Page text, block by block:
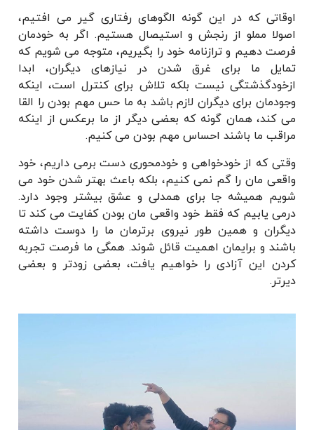
اوقاتی که در این گونه الگوهای رفتاری گیر می افتیم،
اصولا مملو از رنجش و استیصال هستیم. اگر به خودمان
فرصت دهیم و ترازنامه خود را بگیریم، متوجه می شویم که
تمایل ما برای غرق شدن در نیازهای دیگران، ابدا
ازخودگذشتگی نیست بلکه تلاش برای کنترل است، اینکه
وجودمان برای دیگران لازم باشد به ما حس مهم بودن را القا
می کند، همان گونه که بعضی دیگر از ما برعکس از اینکه
مراقب ما باشند احساس مهم بودن می کنیم.
وقتی که از خودخواهی و خودمحوری دست برمی داریم، خود
واقعی مان را گم نمی کنیم، بلکه باعث بهتر شدن خود می
شویم همیشه جا برای همدلی و عشق بیشتر وجود دارد.
درمی یابیم که فقط خود واقعی مان بودن کفایت می کند تا
دیگران و همین طور نیروی برترمان ما را دوست داشته
باشند و برایمان اهمیت قائل شوند. همگی ما فرصت تجربه
کردن این آزادی را خواهیم یافت، بعضی زودتر و بعضی
دیرتر.